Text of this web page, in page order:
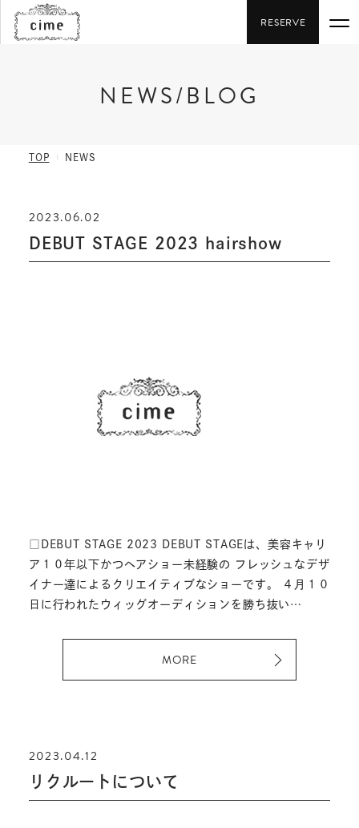
RESERVE
SALON / MENU
RECRUIT
NEWS/BLOG
TOP NEWS
2023.06.02
DEBUT STAGE 2023 hairshow
□DEBUT STAGE 2023 DEBUT STAGEは、美容キャリ
ア１０年以下かつヘアショー未経験の フレッシュなデザ
イナー達によるクリエイティブなショーです。 ４月１０
日に行われたウィッグオーディションを勝ち抜い…
MORE
2023.04.12
リクルートについて